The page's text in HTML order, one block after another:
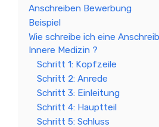
Anschreiben Bewerbung
Beispiel
Wie schreibe ich eine
Innere Medizin ?
Schritt 1: Kopfzeile
Schritt 2: Anrede
Schritt 3: Einleitung
Schritt 4: Hauptteil
Schritt 5: Schluss